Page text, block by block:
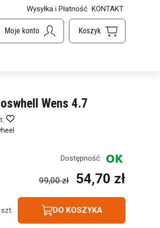
Wysyłka i Płatność KONTAKT
Wens 4.7
Dostępność:
99,00 zł 54,70 zł
szt. DO KOSZYKA